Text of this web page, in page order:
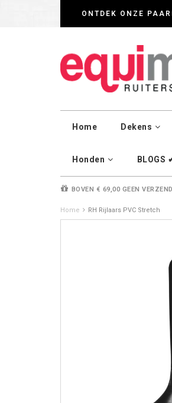
ONTDEK ONZE
Home Dekens
Honden
BOVEN € 69,00 GEEN
Home RH Rijlaars PVC Stretch